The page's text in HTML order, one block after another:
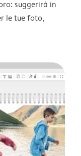
suggerirà in
le tue foto,